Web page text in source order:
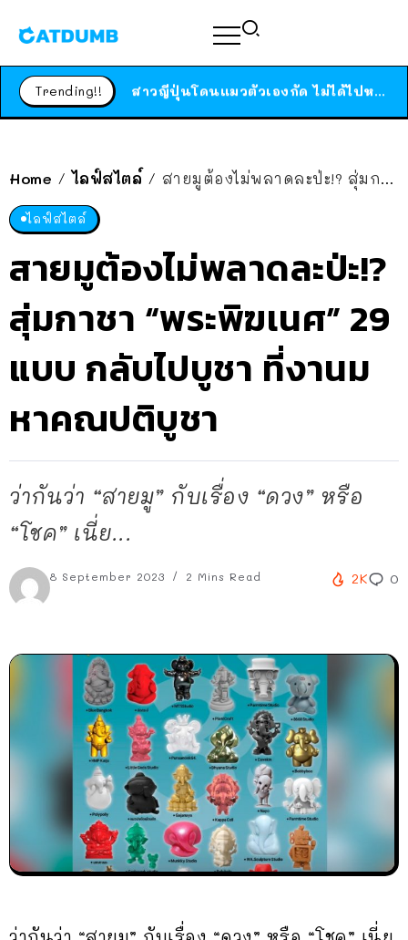
Trending!! ได้เวลาเด็กหนวดรวมตัว RF Online Next เปิดให้เล่นแล้ว เกม Sci-Fi MMORPG ระดับตำนาน เล่นได้ทั้งมือถือและ PC
Home / ไลฟ์สไตล์ / สายมูต้องไม่พลาดละป่ะ!? สุ่มกาชา “พระพิฆเนศ” 29 แบบ กลับไปบูชา ที่งานมหาคณปติบูชา
ไลฟ์สไตล์
สายมูต้องไม่พลาดละป่ะ!?
สุ่มกาชา “พระพิฆเนศ” 29
แบบ กลับไปบูชา ที่งานม
หาคณปติบูชา
ว่ากันว่า “สายมู” กับเรื่อง “ดวง” หรือ
“โชค” เนี่ย...
8 September 2023 2 Mins Read 2K 0